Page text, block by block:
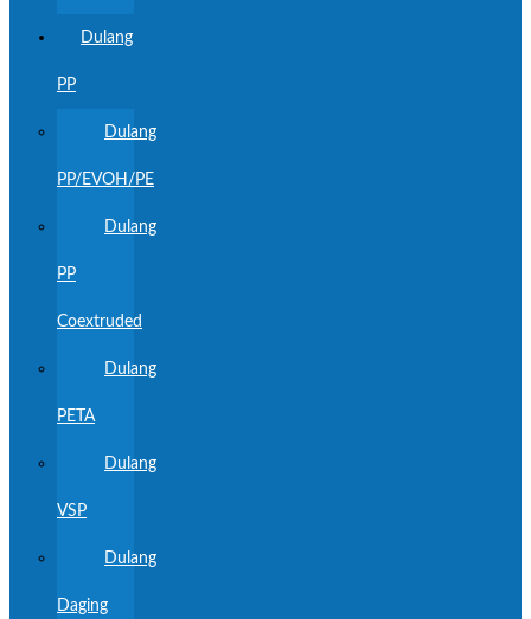
Dulang
PP
Dulang
PP/EVOH/PE
Dulang
PP
Coextruded
Dulang
PETA
Dulang
VSP
Dulang
Daging